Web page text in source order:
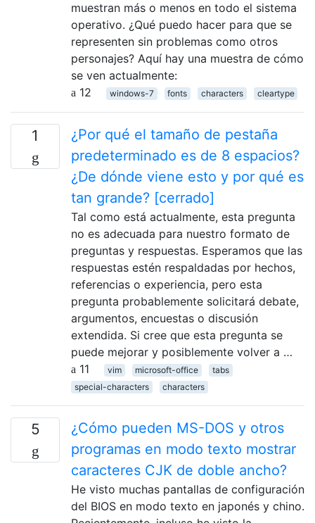
muestran más o menos en todo el sistema
operativo. ¿Qué puedo hacer para que se
representen sin problemas como otros
personajes? Aquí hay una muestra de cómo
se ven actualmente:
12
windows-7 fonts characters cleartype
1
¿Por qué el tamaño de pestaña
predeterminado es de 8 espacios?
¿De dónde viene esto y por qué es
tan grande? [cerrado]
Tal como está actualmente, esta pregunta
no es adecuada para nuestro formato de
preguntas y respuestas. Esperamos que las
respuestas estén respaldadas por hechos,
referencias o experiencia, pero esta
pregunta probablemente solicitará debate,
argumentos, encuestas o discusión
extendida. Si cree que esta pregunta se
puede mejorar y posiblemente volver a …
11
vim microsoft-office
tabs
special-characters
characters
5
¿Cómo pueden MS-DOS y otros
programas en modo texto mostrar
caracteres CJK de doble ancho?
He visto muchas pantallas de configuración
del BIOS en modo texto en japonés y chino.